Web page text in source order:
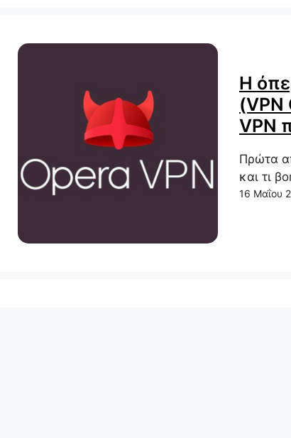
Η
(VPN
VPN
Πρώτα
και τι
16 Μαΐου